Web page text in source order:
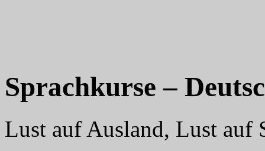
Sprachkurse –
Lust auf Ausland, Lust auf